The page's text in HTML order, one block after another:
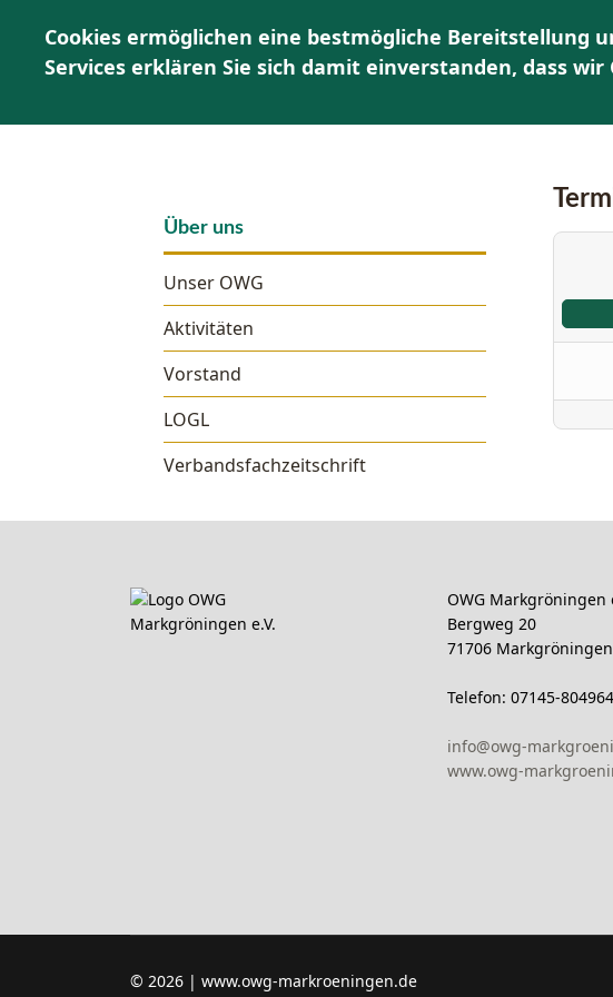
HOME
Über uns
Unser OWG
Aktivitäten
Vorstand
LOGL
Verbandsfachzeitschrift
OWG Markgröningen
Bergweg 20
71706 Markgröningen
Telefon: 07145-
info@owg-
www.owg-
© 2026 | www.owg-markroeningen.de
Cookies ermöglichen eine bestmögliche Bereitstellung
Services erklären Sie sich damit einverstanden, dass wir